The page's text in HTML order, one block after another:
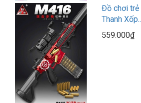
Đồ chơi trẻ
Thanh
559.000₫